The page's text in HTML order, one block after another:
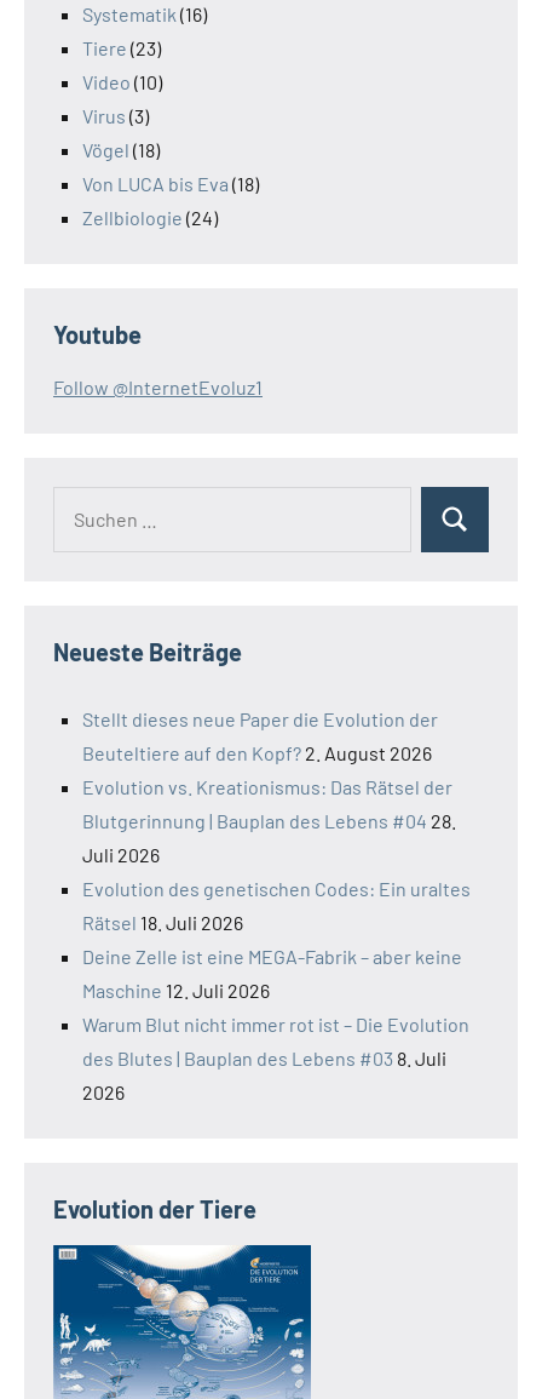
Systematik (16)
Tiere (23)
Video (10)
Virus (3)
Vögel (18)
Von LUCA bis Eva (18)
Zellbiologie (24)
Youtube
Follow @InternetEvoluz1
Suchen
Neueste Beiträge
Stellt dieses neue Paper die Evolution der
Beuteltiere auf den Kopf? 2. August 2026
Evolution vs. Kreationismus: Das Rätsel der
Blutgerinnung | Bauplan des Lebens #04 28.
Juli 2026
Evolution des genetischen Codes: Ein uraltes
Rätsel 18. Juli 2026
Deine Zelle ist eine MEGA-Fabrik – aber keine
Maschine 12. Juli 2026
Warum Blut nicht immer rot ist – Die Evolution
des Blutes | Bauplan des Lebens #03 8. Juli
2026
Evolution der Tiere